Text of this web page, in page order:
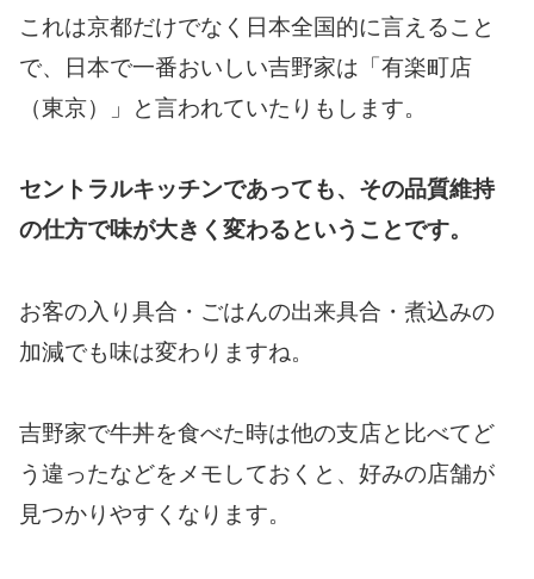
これは京都だけでなく日本全国的に言えること
で、日本で一番おいしい吉野家は「有楽町店
（東京）」と言われていたりもします。
セントラルキッチンであっても、その品質維持
の仕方で味が大きく変わるということです。
お客の入り具合・ごはんの出来具合・煮込みの
加減でも味は変わりますね。
吉野家で牛丼を食べた時は他の支店と比べてど
う違ったなどをメモしておくと、好みの店舗が
見つかりやすくなります。